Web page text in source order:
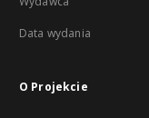
Data wydania
O Projekcie